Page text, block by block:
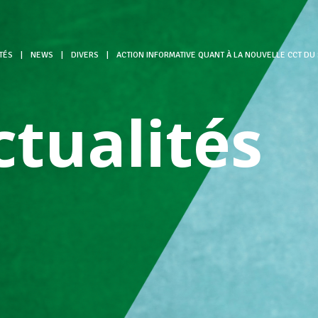
NEWS DIVERS ACTION INFORMATIVE QUANT À LA NOUVELLE CCT DU